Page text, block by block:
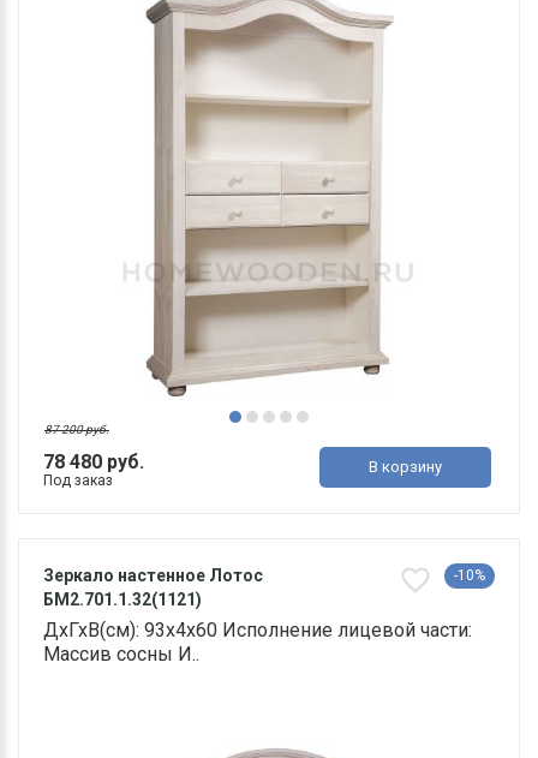
78 480 руб.
87 200 руб.
Под заказ
В корзину
Зеркало настенное Лотос
БМ2.701.1.32(1121)
-10%
ДхГхВ(см): 93х4х60 Исполнение лицевой части:
Массив сосны И..